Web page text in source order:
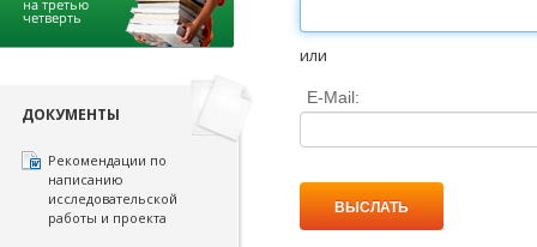
или
E-Mail:
ВЫСЛАТЬ
ДОКУМЕНТЫ
Рекомендации по
написанию
исследовательской
работы и проекта